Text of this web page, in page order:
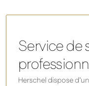
Service de
Herschel dispose